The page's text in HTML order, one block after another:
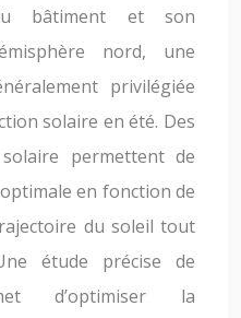
bâtiment et son
nord, une
privilégiée
solaire en été. Des
permettent de
en fonction de
du soleil tout
étude précise de
d’optimiser la